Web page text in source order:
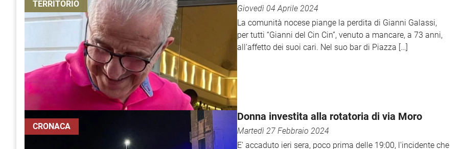
TERRITORIO
Giovedì 04 Aprile 2024
La comunità nocese piange la perdita di Gianni Galassi,
per tutti “Gianni del Cin Cin”, venuto a mancare, a 73 anni,
all'affetto dei suoi cari. Nel suo bar di Piazza […]
CRONACA
Donna investita alla rotatoria di via Moro
Martedì 27 Febbraio 2024
E' accaduto ieri sera, poco prima delle 19:00, l'incidente che